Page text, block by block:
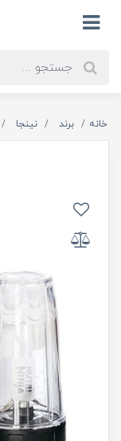
خانه برند نینجا